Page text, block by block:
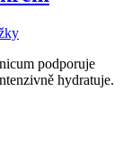
podporuje
hydratuje.